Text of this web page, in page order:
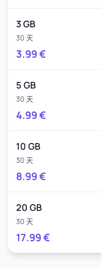
3 GB
30 天
3.99€
5 GB
30 天
4.99€
10 GB
30 天
8.99€
20 GB
30 天
17.99€